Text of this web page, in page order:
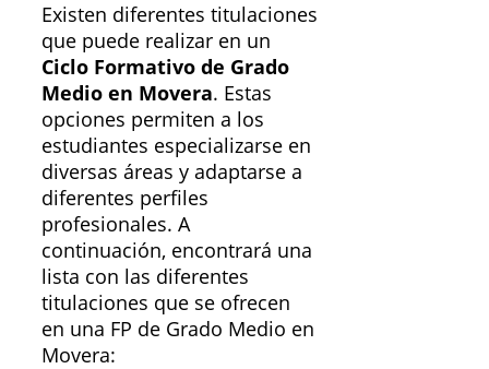
Existen diferentes titulaciones
que puede realizar en un
Ciclo Formativo de Grado
Medio en Movera. Estas
opciones permiten a los
estudiantes especializarse en
diversas áreas y adaptarse a
diferentes perfiles
profesionales. A
continuación, encontrará una
lista con las diferentes
titulaciones que se ofrecen
en una FP de Grado Medio en
Movera: